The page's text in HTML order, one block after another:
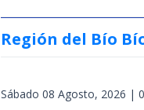
Región del Bío
Sábado 08 Agosto, 2026 |